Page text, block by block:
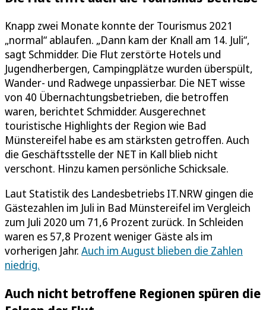
Knapp zwei Monate konnte der Tourismus 2021
„normal“ ablaufen. „Dann kam der Knall am 14. Juli“,
sagt Schmidder. Die Flut zerstörte Hotels und
Jugendherbergen, Campingplätze wurden überspült,
Wander- und Radwege unpassierbar. Die NET wisse
von 40 Übernachtungsbetrieben, die betroffen
waren, berichtet Schmidder. Ausgerechnet
touristische Highlights der Region wie Bad
Münstereifel habe es am stärksten getroffen. Auch
die Geschäftsstelle der NET in Kall blieb nicht
verschont. Hinzu kamen persönliche Schicksale.
Laut Statistik des Landesbetriebs IT.NRW gingen die
Gästezahlen im Juli in Bad Münstereifel im Vergleich
zum Juli 2020 um 71,6 Prozent zurück. In Schleiden
waren es 57,8 Prozent weniger Gäste als im
vorherigen Jahr. Auch im August blieben die Zahlen
niedrig.
Auch nicht betroffene Regionen spüren die